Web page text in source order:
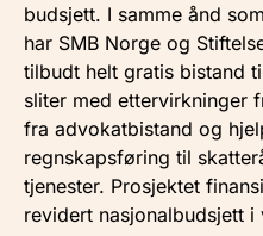
budsjett. I samme ånd
har SMB Norge og
tilbudt helt gratis bistand
sliter med ettervirkninger
fra advokatbistand og
regnskapsføring til
tjenester. Prosjektet
revidert nasjonalbudsjett i